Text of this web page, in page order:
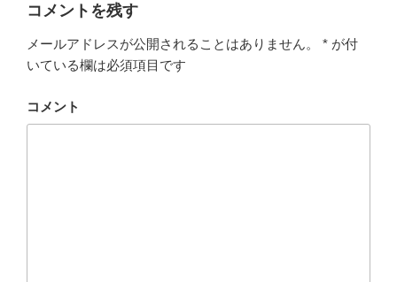
コメントを残す
メールアドレスが公開されることはありません。 * が付
いている欄は必須項目です
コメント